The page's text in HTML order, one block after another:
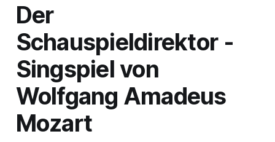
Der
Schauspieldirektor-
Singspiel von
Wolfgang Amadeus
Mozart